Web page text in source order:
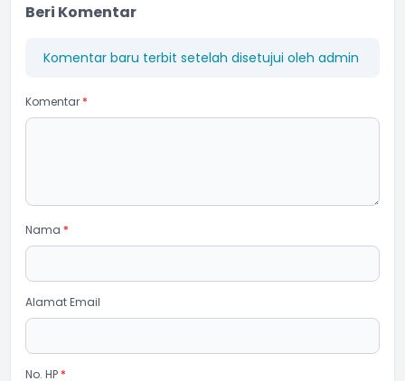
Beri Komentar
Komentar baru terbit setelah disetujui oleh admin
Komentar *
Nama *
Alamat Email
No. HP *